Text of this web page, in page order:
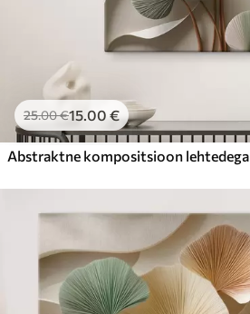
25.00€15.00 €
Abstraktne kompositsioon lehtedega